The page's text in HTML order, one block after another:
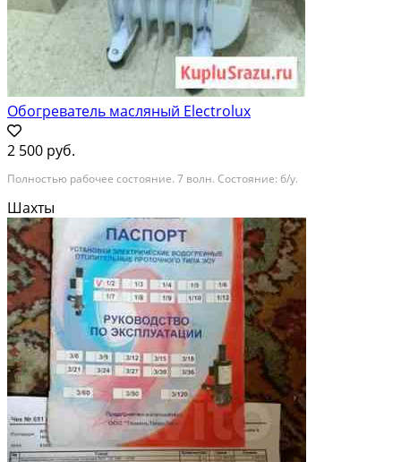
Обогреватель масляный Electrolux
2 500 руб.
Полностью рабочее состояние. 7 волн. Состояние: б/у.
Шахты